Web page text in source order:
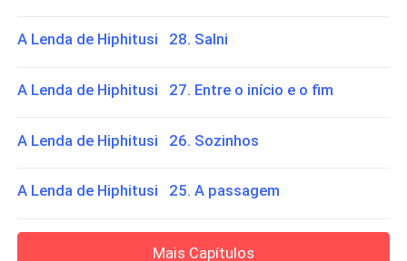
A Lenda de Hiphitusi 28. Salni
A Lenda de Hiphitusi 27. Entre o início e o fim
A Lenda de Hiphitusi 26. Sozinhos
A Lenda de Hiphitusi 25. A passagem
Mais Capítulos